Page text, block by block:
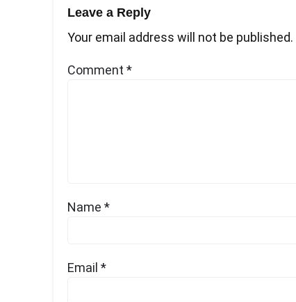
Leave a Reply
Your email address will not be published.
Comment *
Name *
Email *